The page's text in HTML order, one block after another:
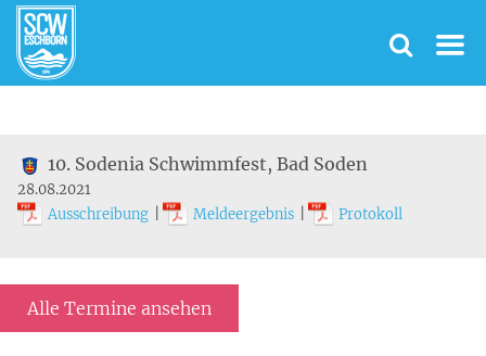
10. Sodenia Schwimmfest, Bad Soden
28.08.2021
Ausschreibung
Meldeergebnis Protokoll
Alle Termine ansehen